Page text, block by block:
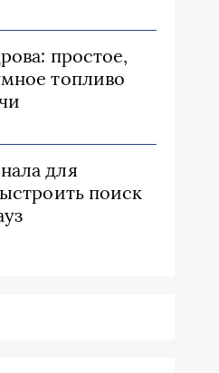
простое,
топливо
для
поиск